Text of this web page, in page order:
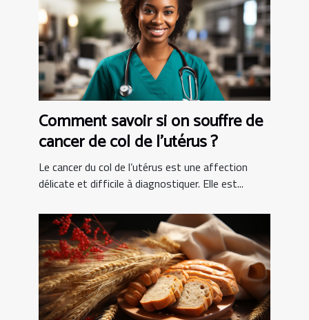
Comment savoir si on souffre de
cancer de col de l’utérus ?
Le cancer du col de l’utérus est une affection
délicate et difficile à diagnostiquer. Elle est...